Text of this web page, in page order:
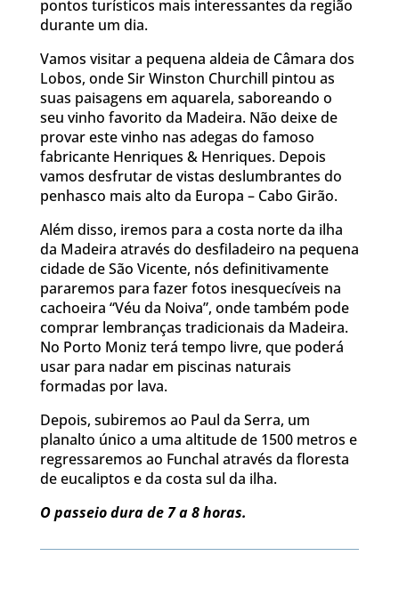
pontos turísticos mais interessantes da região
durante um dia.
Vamos visitar a pequena aldeia de Câmara dos
Lobos, onde Sir Winston Churchill pintou as
suas paisagens em aquarela, saboreando o
seu vinho favorito da Madeira. Não deixe de
provar este vinho nas adegas do famoso
fabricante Henriques & Henriques. Depois
vamos desfrutar de vistas deslumbrantes do
penhasco mais alto da Europa – Cabo Girão.
Além disso, iremos para a costa norte da ilha
da Madeira através do desfiladeiro na pequena
cidade de São Vicente, nós definitivamente
pararemos para fazer fotos inesquecíveis na
cachoeira “Véu da Noiva”, onde também pode
comprar lembranças tradicionais da Madeira.
No Porto Moniz terá tempo livre, que poderá
usar para nadar em piscinas naturais
formadas por lava.
Depois, subiremos ao Paul da Serra, um
planalto único a uma altitude de 1500 metros e
regressaremos ao Funchal através da floresta
de eucaliptos e da costa sul da ilha.
O passeio dura de 7 a 8 horas.